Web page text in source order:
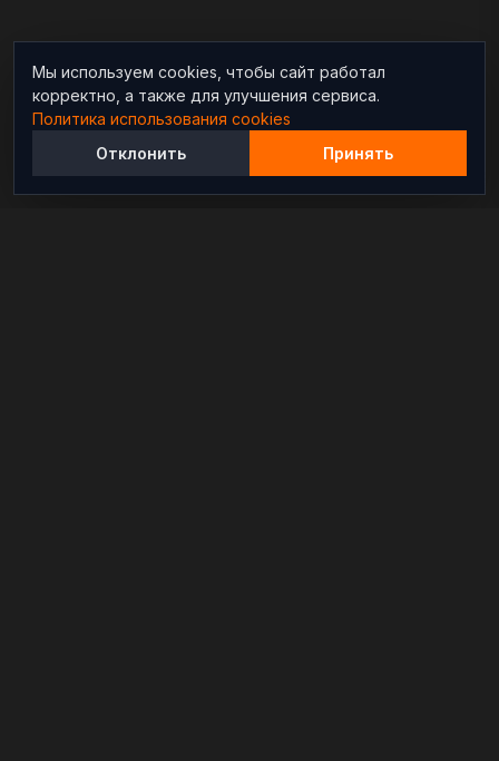
Мы используем cookies, чтобы сайт работал
корректно, а также для улучшения сервиса.
Политика использования cookies
Отклонить
Принять